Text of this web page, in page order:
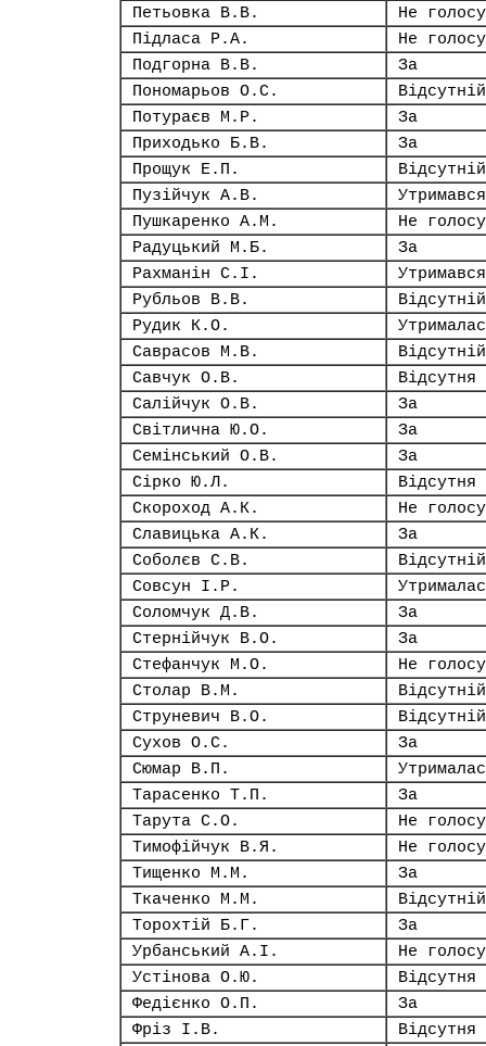
Петьовка В.В.
Не
Підласа Р.А.
Не
Подгорна В.В.
За
Пономарьов О.С.
Відсутній
Потураєв М.Р.
За
Приходько Б.В.
За
Прощук Е.П.
Відсутній
Пузійчук А.В.
Утримався
Пушкаренко А.М.
Не
Радуцький М.Б.
За
Рахманін С.І.
Утримався
Рубльов В.В.
Відсутній
Рудик К.О.
Саврасов М.В.
Відсутній
Савчук О.В.
Відсутня
Салійчук О.В.
За
Світлична Ю.О.
За
Семінський О.В.
За
Сірко Ю.Л.
Відсутня
Скороход А.К.
Не
Славицька А.К.
За
Соболєв С.В.
Відсутній
Совсун І.Р.
Соломчук Д.В.
За
Стернійчук В.О.
За
Стефанчук М.О.
Не
Столар В.М.
Відсутній
Струневич В.О.
Відсутній
Сухов О.С.
За
Сюмар В.П.
Тарасенко Т.П.
За
Тарута С.О.
Не
Тимофійчук В.Я.
Не
Тищенко М.М.
За
Ткаченко М.М.
Відсутній
Торохтій Б.Г.
За
Урбанський А.І.
Не
Устінова О.Ю.
Відсутня
Федієнко О.П.
За
Фріз І.В.
Відсутня